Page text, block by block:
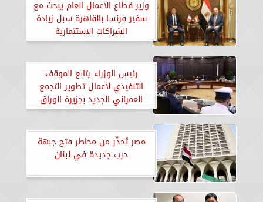
وزير قطاع الأعمال العام يبحث مع
سفير فرنسا بالقاهرة سبل زيادة
الشراكات الاستثمارية
رئيس الوزراء يتابع الموقف
التنفيذي لأعمال تطوير التجمع
العمراني الجديد بجزيرة الوراق
مصر تُحذّر من مخاطر فتح جبهة
حرب جديدة في لبنان